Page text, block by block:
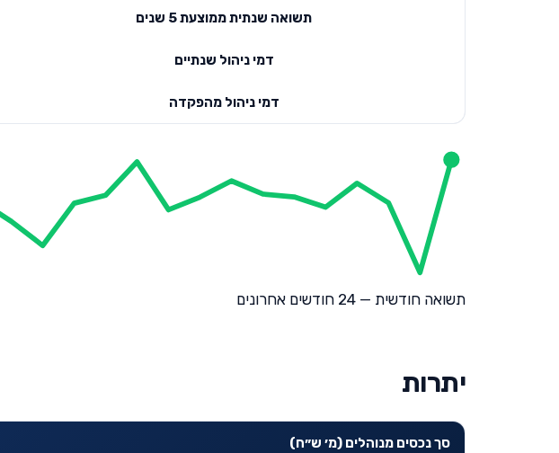
תשואה שנתית ממוצעת 5 שנים
דמי ניהול שנתיים
דמי ניהול מהפקדה
תשואה חודשית — 24 חודשים אחרונים
יתרות
סך נכסים מנוהלים (מ׳ ש״ח)